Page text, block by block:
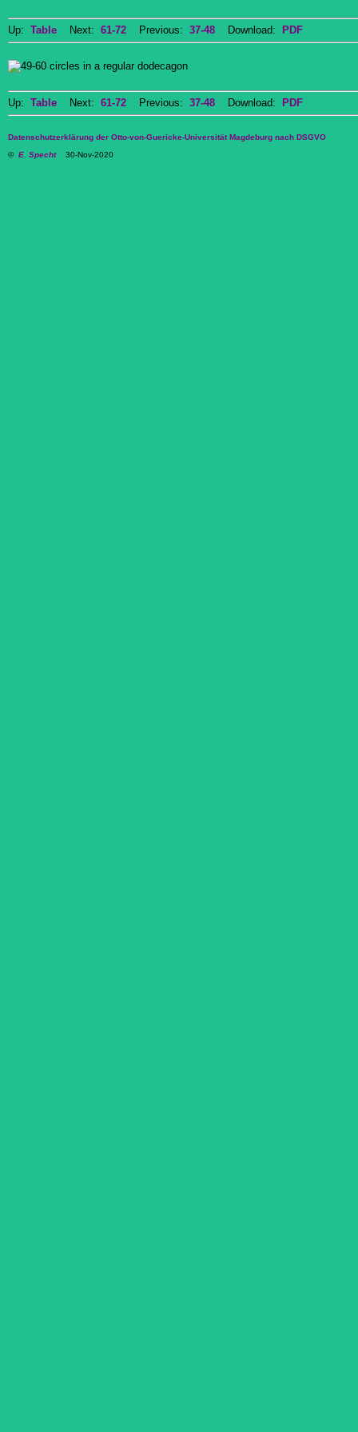
Up: Table Next: 61-72 Previous: 37-48 Download: PDF
Up: Table Next: 61-72 Previous: 37-48 Download: PDF
Datenschutzerklärung der Otto-von-Guericke-Universität Magdeburg nach DSGVO
© E. Specht30-Nov-2020